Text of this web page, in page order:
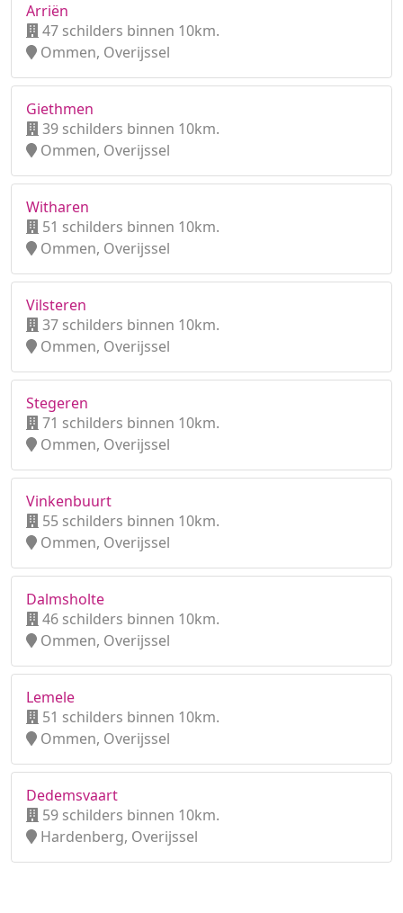
Arriën
47 schilders binnen 10km.
Ommen, Overijssel
Giethmen
39 schilders binnen 10km.
Ommen, Overijssel
Witharen
51 schilders binnen 10km.
Ommen, Overijssel
Vilsteren
37 schilders binnen 10km.
Ommen, Overijssel
Stegeren
71 schilders binnen 10km.
Ommen, Overijssel
Vinkenbuurt
55 schilders binnen 10km.
Ommen, Overijssel
Dalmsholte
46 schilders binnen 10km.
Ommen, Overijssel
Lemele
51 schilders binnen 10km.
Ommen, Overijssel
Dedemsvaart
59 schilders binnen 10km.
Hardenberg, Overijssel